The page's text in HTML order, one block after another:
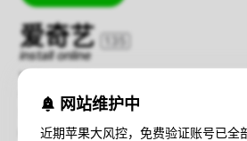
爱奇艺
install online
Version：7.0.1
Compatibility：iOS 7.0+
Size：106 MB
暂不支持iOS16+设备在线安装；查看解决方
网站维护中
近期苹果大风控，免费验证账号已全